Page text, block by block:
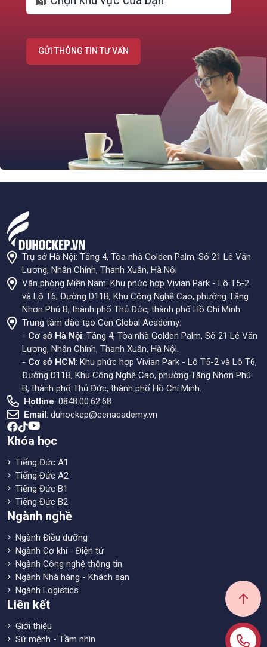
GỬI THÔNG TIN TƯ VẤN
Trụ sở Hà Nội: Tầng 4, Tòa nhà Golden Palm, Số 21 Lê Văn
Lương, Nhân Chính, Thanh Xuân, Hà Nội
Văn phòng Miền Nam: Khu phức hợp Vivian Park - Lô T5-2
và Lô T6, Đường D11B, Khu Công Nghệ Cao, phường Tăng
Nhơn Phú B, thành phố Thủ Đức, thành phố Hồ Chí Minh
Trung tâm đào tạo Cen Global Academy:
- Cơ sở Hà Nội: Tầng 4, Tòa nhà Golden Palm, Số 21 Lê Văn
Lương, Nhân Chính, Thanh Xuân, Hà Nội.
- Cơ sở HCM: Khu phức hợp Vivian Park - Lô T5-2 và Lô T6,
Đường D11B, Khu Công Nghệ Cao, phường Tăng Nhơn Phú
B, thành phố Thủ Đức, thành phố Hồ Chí Minh.
Hotline: 0848.00.62.68
Email: duhockep@cenacademy.vn
Khóa học
Tiếng Đức A1
Tiếng Đức A2
Tiếng Đức B1
Tiếng Đức B2
Ngành nghề
Ngành Điều dưỡng
Ngành Cơ khí - Điện tử
Ngành Công nghệ thông tin
Ngành Nhà hàng - Khách sạn
Ngành Logistics
Liên kết
Giới thiệu
Sứ mệnh - Tầm nhìn